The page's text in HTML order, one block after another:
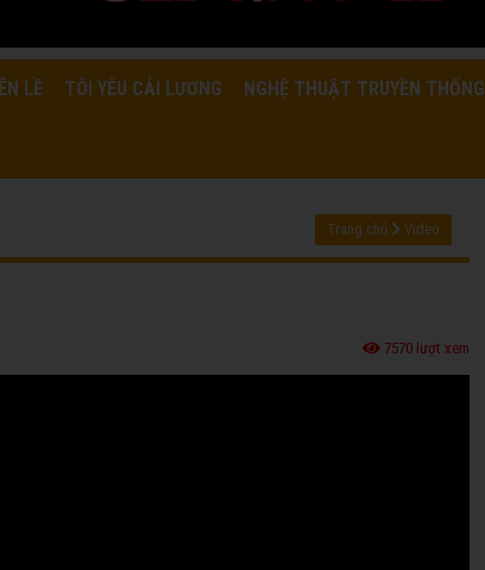
LỀ TÔI YÊU CẢI LƯƠNG NGHỆ THUẬT TRUYỀN THỐNG
Trang chủ Video
7570 lượt xem